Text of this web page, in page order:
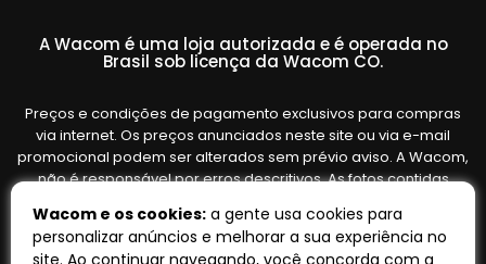
A Wacom é uma loja autorizada e é operada no
Brasil sob licença da Wacom CO.
Preços e condições de pagamento exclusivos para compras
via internet. Os preços anunciados neste site ou via e-mail
promocional podem ser alterados sem prévio aviso. A Wacom,
não é responsável por erros descritivos. As fotos contidas
variar de acordo com o fornecedor/lote do fabricante. Ofertas
válidas até o término de nossos estoques. Vendas sujeitas à
Wacom e os cookies: a gente usa cookies para
personalizar anúncios e melhorar a sua experiência no
site. Ao continuar navegando, você concorda com a